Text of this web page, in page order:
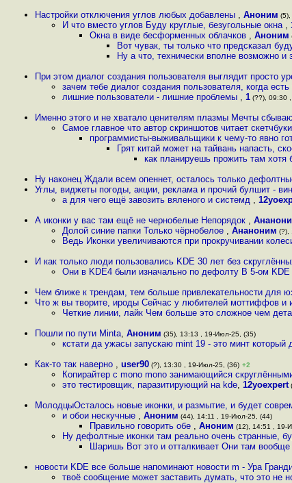
Настройки отключения углов любых добавлены , Аноним
И что вместо углов Буду круглые, безугольные окна ,
Окна в виде бесформенных облачков , Аноним
Вот чувак, ты только что предсказал
Ну а что, технически вполне возможно
При этом диалог создания пользователя выглядит просто
зачем тебе диалог создания пользователя, когда есть
лишние пользователи - лишние проблемы , 1 (??), 09:30
Именно этого и не хватало ценителям плазмы Мечты
Самое главное что автор скриншотов читает
программисты-выживальщики к чему-то явно
Грят китай может на тайвань напасть,
как планируешь прожить там хотя
Ну наконец Ждали всем опеннет, осталось только
Углы, виджеты погоды, акции, реклама и прочий булшит -
а для чего ещё завозить вяленого и системд ,
А иконки у вас там ещё не чернобелые Непорядок ,
Долой синие папки Только чёрнобелое , Ананоним (?),
Ведь Иконки увеличиваются при прокручивании
И как только люди пользовались KDE 30 лет без
Они в KDE4 были изначально по дефолту В 5-ом KDE
Чем ближе к трендам, тем больше привлекательности для
Что ж вы творите, ироды Сейчас у любителей моттиффов и
Четкие линии, лайк Чем больше это сложное чем
Пошли по пути Mintа, Аноним (35), 13:13 , 19-Июл-25, (35)
кстати да ужасы запускаю mint 19 - это минт который
Как-то так наверно , user90 (?), 13:30 , 19-Июл-25, (36) +2
Копирайтер с mono mono занимающийся
это тестировщик, паразитирующий на kde, 12yoexpert
МолодцыОсталось новые иконки, и размытие, и будет
и обои нескучные , Аноним (44), 14:11 , 19-Июл-25, (44)
Правильно говорить обе , Аноним (12), 14:51 , 19-
Ну дефолтные иконки там реально очень странные,
Шаришь Вот это и отталкивает Они там
новости KDE все больше напоминают новости m - Ура
твоё сообщение может заставить думать, что это не